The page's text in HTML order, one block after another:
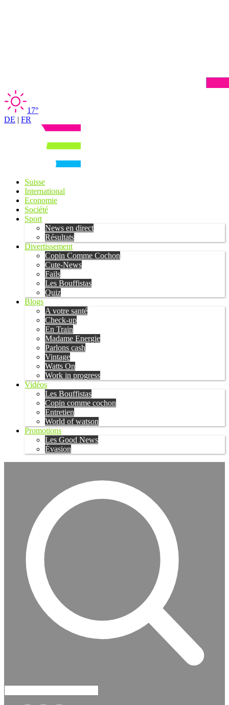
17°
DE | FR
Suisse
International
Economie
Société
Sport
News en direct
Résultats
Divertissement
Copin Comme Cochon
Cute-News
Fails
Les Bouffistas
Quiz
Blogs
A votre santé
Check-up
En Train
Madame Energie
Parlons cash
Vintage
Watts On
Work in progress
Vidéos
Les Bouffistas
Copin comme cochon
Entretien
World of watson
Promotions
Les Good News
Évasion